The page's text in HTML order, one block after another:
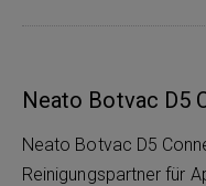
Neato Botvac D5
Neato Botvac D5
Reinigungspartner für